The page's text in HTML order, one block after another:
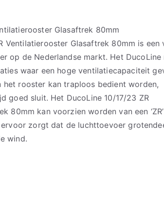
Glasaftrek 80mm
Ventilatierooster Glasaftrek 80mm is een
op de Nederlandse markt. Het DucoLine
waar een hoge ventilatiecapaciteit
het rooster kan traploos bedient worden,
goed sluit. Het DucoLine 10/17/23 ZR
80mm kan voorzien worden van een
zorgt dat de luchttoevoer
wind.